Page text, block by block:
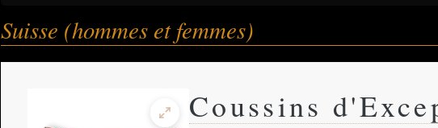
Suisse (hommes et femmes)
Coussins